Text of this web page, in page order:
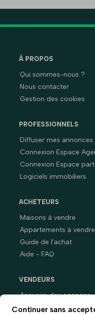
À PROPOS
Qui sommes-nous ?
Nous contacter
Gestion des cookies
PROFESSIONNELS
Diffuser mes annonces
Connexion Espace
Connexion Espace
Logiciels immobiliers
ACHETEURS
Maisons à vendre
Appartements à vendre
Guide de l'achat
Aide - FAQ
VENDEURS
Annuaire des agences
Prix immobiliers en
Continuer sans